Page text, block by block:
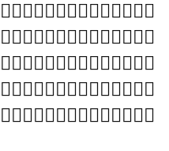
𞵚
𞵛
𞵜
𞵝
𞵞
𞵟
𞵠
𞵡
𞵢
𞵣
𞵤
𞵥
𞵦
𞵧
𞵸
𞵹
𞵺
𞵻
𞵼
𞵽
𞵾
𞵿
𞶀
𞶁
𞶂
𞶃
𞶄
𞶅
𞶖
𞶗
𞶘
𞶙
𞶚
𞶛
𞶜
𞶝
𞶞
𞶟
𞶠
𞶡
𞶢
𞶣
𞶴
𞶵
𞶶
𞶷
𞶸
𞶹
𞶺
𞶻
𞶼
𞶽
𞶾
𞶿
𞷀
𞷁
𞷒
𞷓
𞷔
𞷕
𞷖
𞷗
𞷘
𞷙
𞷚
𞷛
𞷜
𞷝
𞷞
𞷟